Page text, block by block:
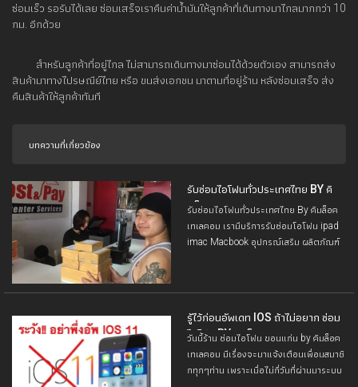
ซ่อมเร็ว รอรับได้เลย ซ่อมเสร็จเราคืนค่าน้ำมันให้ลูกค้าที่เดินทางมาไกลมากกว่า 10
กม. อีกด้วย
สำหรับลูกค้าที่อยู่ไกล ไม่สามารถเดินทางมาซ่อมได้ด้วยตัวเอง สามารถส่ง
สินค้ามาทางไปรษณีย์ไทย หรือ ขนส่งเอกชน มาตามที่อยู่ร้าน หลังซ่อมเสร็จ ส่ง
คืนสินค้าให้ลูกค้าทันที
บทความที่เกี่ยวข้อง
รับซ่อมไอโฟนทั่วประเทศไทย BY คิ
มล็อคเทเลคอม
รับซ่อมไอโฟนทั่วประเทศไทย By คิมล็อค
เทเลคอม เรามีบริการรับซ่อมโอโฟน ipad
imac Macbook อุปกรณ์เสริม ผลิตภัณฑ์
รู้ไว้ก่อนอัพเดท IOS ถ้าไม่อยาก ซ่อม
ไอโฟน BY คิมล็อคเทเลคอม
วันนี้ร้าน ซ่อมไอโฟน ขอนแก่น by คิมล็อค
เทเลคอม มีเรื่องจะมาแจ้งเตือนเพื่อนสมาชิ
กทุกๆท่าน เพราะเมื่อไม่กี่วันที่ผ่านมาระบบ